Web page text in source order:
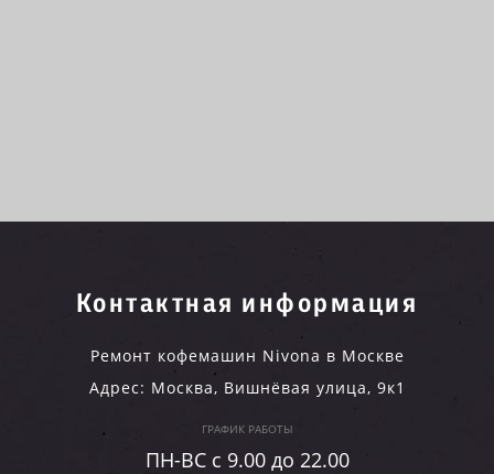
Контактная информация
Ремонт кофемашин Nivona в Москве
Адрес: Москва, Вишнёвая улица, 9к1
ГРАФИК РАБОТЫ
ПН-ВC c 9.00 до 22.00